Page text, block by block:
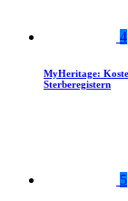
4
MyHeritage:
Sterberegistern
5